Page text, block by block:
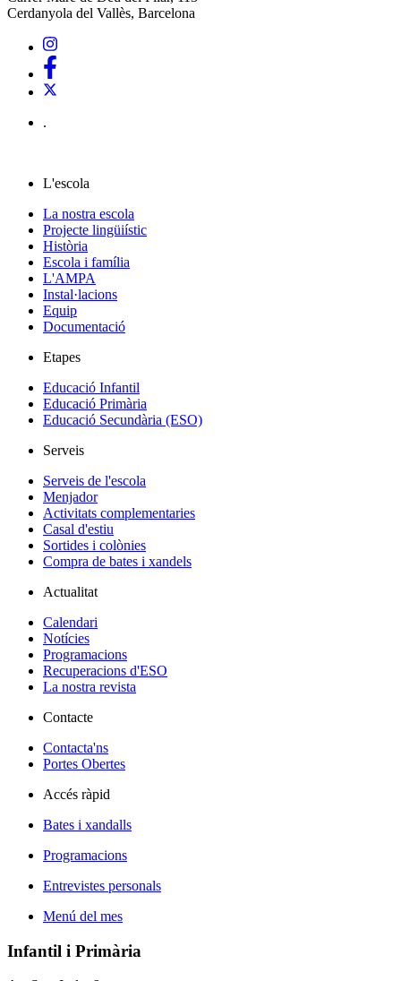
Cerdanyola del Vallès, Barcelona
.
L'escola
La nostra escola
Projecte lingüiístic
Història
Escola i família
L'AMPA
Instal·lacions
Equip
Documentació
Etapes
Educació Infantil
Educació Primària
Educació Secundària (ESO)
Serveis
Serveis de l'escola
Menjador
Activitats complementaries
Casal d'estiu
Sortides i colònies
Compra de bates i xandels
Actualitat
Calendari
Notícies
Programacions
Recuperacions d'ESO
La nostra revista
Contacte
Contacta'ns
Portes Obertes
Accés ràpid
Bates i xandalls
Programacions
Entrevistes personals
Menú del mes
Infantil i Primària